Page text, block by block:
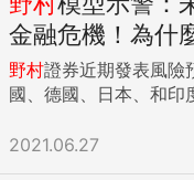
金融危機！為什
野村證券近期發表風險
國、德國、日本、和印
2021.06.27